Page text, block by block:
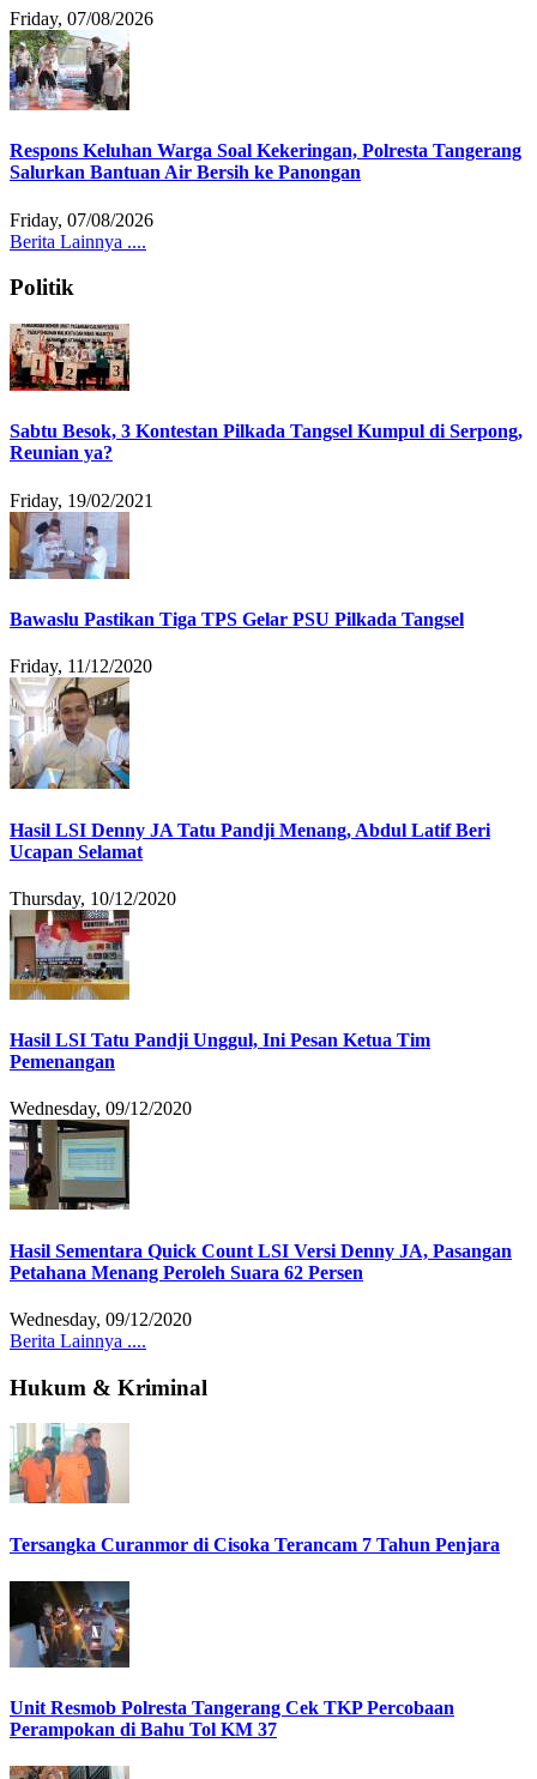
Friday, 07/08/2026
Respons Keluhan Warga Soal Kekeringan, Polresta Tangerang
Salurkan Bantuan Air Bersih ke Panongan
Friday, 07/08/2026
Berita Lainnya ....
Politik
Sabtu Besok, 3 Kontestan Pilkada Tangsel Kumpul di Serpong,
Reunian ya?
Friday, 19/02/2021
Bawaslu Pastikan Tiga TPS Gelar PSU Pilkada Tangsel
Friday, 11/12/2020
Hasil LSI Denny JA Tatu Pandji Menang, Abdul Latif Beri
Ucapan Selamat
Thursday, 10/12/2020
Hasil LSI Tatu Pandji Unggul, Ini Pesan Ketua Tim
Pemenangan
Wednesday, 09/12/2020
Hasil Sementara Quick Count LSI Versi Denny JA, Pasangan
Petahana Menang Peroleh Suara 62 Persen
Wednesday, 09/12/2020
Berita Lainnya ....
Hukum & Kriminal
Tersangka Curanmor di Cisoka Terancam 7 Tahun Penjara
Unit Resmob Polresta Tangerang Cek TKP Percobaan
Perampokan di Bahu Tol KM 37